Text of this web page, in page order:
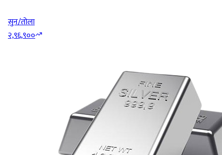
सुन/तोला
२,९६,९००